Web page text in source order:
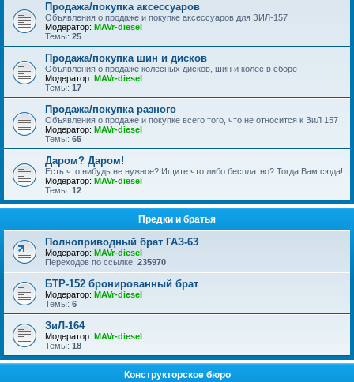
Продажа/покупка аксессуаров
Объявления о продаже и покупке аксессуаров для ЗИЛ-157
Модератор: MAVr-diesel
Темы: 25
Продажа/покупка шин и дисков
Объявления о продаже колёсных дисков, шин и колёс в сборе
Модератор: MAVr-diesel
Темы: 17
Продажа/покупка разного
Объявления о продаже и покупке всего того, что не относится к ЗиЛ 157
Модератор: MAVr-diesel
Темы: 65
Даром? Даром!
Есть что нибудь не нужное? Ищите что либо бесплатно? Тогда Вам сюда!
Модератор: MAVr-diesel
Темы: 12
Предки и братья
Полноприводный брат ГАЗ-63
Модератор: MAVr-diesel
Переходов по ссылке: 235970
БТР-152 бронированный брат
Модератор: MAVr-diesel
Темы: 6
ЗиЛ-164
Модератор: MAVr-diesel
Темы: 18
Конструкторское бюро